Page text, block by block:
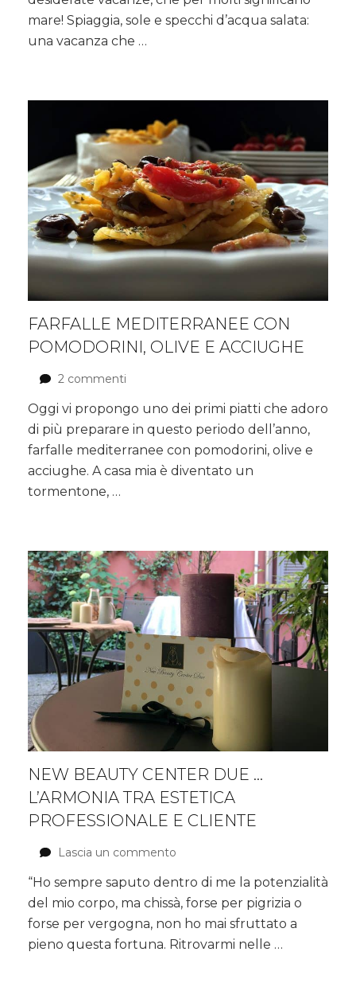
ELBA!
mare! Spiaggia, sole e specchi d’acqua salata:
una vacanza che …
FARFALLE MEDITERRANEE CON
POMODORINI, OLIVE E ACCIUGHE
2 commenti
mediterranee
con
pomodorini,
olive
e
Oggi vi propongo uno dei primi piatti che adoro
di più preparare in questo periodo dell’anno,
farfalle mediterranee con pomodorini, olive e
acciughe. A casa mia è diventato un
tormentone, …
NEW BEAUTY CENTER DUE …
L’ARMONIA TRA ESTETICA
PROFESSIONALE E CLIENTE
Lascia un commento
Beauty
Center
Due
…
l’armonia
“Ho sempre saputo dentro di me la potenzialità
del mio corpo, ma chissà, forse per pigrizia o
forse per vergogna, non ho mai sfruttato a
pieno questa fortuna. Ritrovarmi nelle …